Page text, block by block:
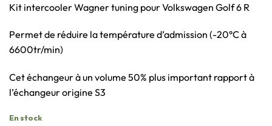
Kit intercooler Wagner tuning pour Volkswagen Golf 6 R
Permet de réduire la température d’admission (-20°C à
6600tr/min)
Cet échangeur à un volume 50% plus important rapport à
l’échangeur origine S3
En stock